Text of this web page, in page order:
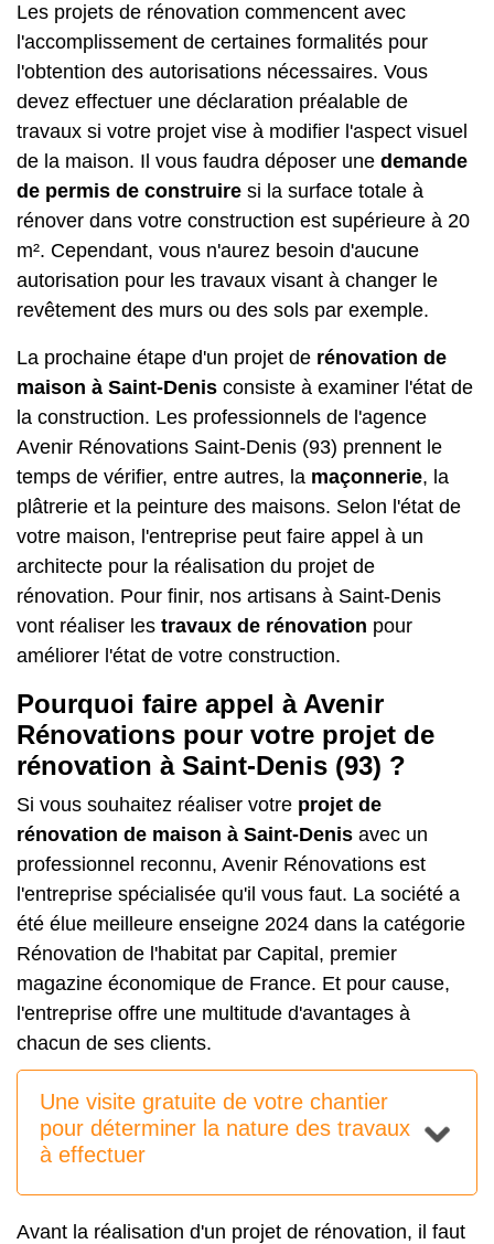
Les projets de rénovation commencent avec
l'accomplissement de certaines formalités pour
l'obtention des autorisations nécessaires. Vous
devez effectuer une déclaration préalable de
travaux si votre projet vise à modifier l'aspect visuel
de la maison. Il vous faudra déposer une demande
de permis de construire si la surface totale à
rénover dans votre construction est supérieure à 20
m². Cependant, vous n'aurez besoin d'aucune
autorisation pour les travaux visant à changer le
revêtement des murs ou des sols par exemple.
La prochaine étape d'un projet de rénovation de
maison à Saint-Denis consiste à examiner l'état de
la construction. Les professionnels de l'agence
Avenir Rénovations Saint-Denis (93) prennent le
temps de vérifier, entre autres, la maçonnerie, la
plâtrerie et la peinture des maisons. Selon l'état de
votre maison, l'entreprise peut faire appel à un
architecte pour la réalisation du projet de
rénovation. Pour finir, nos artisans à Saint-Denis
vont réaliser les travaux de rénovation pour
améliorer l'état de votre construction.
Pourquoi faire appel à Avenir
Rénovations pour votre projet de
rénovation à Saint-Denis (93) ?
Si vous souhaitez réaliser votre projet de
rénovation de maison à Saint-Denis avec un
professionnel reconnu, Avenir Rénovations est
l'entreprise spécialisée qu'il vous faut. La société a
été élue meilleure enseigne 2024 dans la catégorie
Rénovation de l'habitat par Capital, premier
magazine économique de France. Et pour cause,
l'entreprise offre une multitude d'avantages à
chacun de ses clients.
Une visite gratuite de votre chantier
pour déterminer la nature des travaux
à effectuer
Avant la réalisation d'un projet de rénovation, il faut